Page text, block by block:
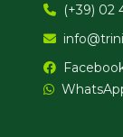
(+39) 02